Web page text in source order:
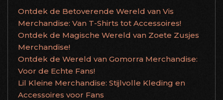
Ontdek de Betoverende Wereld van Vis
Merchandise: Van T-Shirts tot Accessoires!
Ontdek de Magische Wereld van Zoete Zusjes
Merchandise!
Ontdek de Wereld van Gomorra Merchandise:
Voor de Echte Fans!
Lil Kleine Merchandise: Stijlvolle Kleding en
Accessoires voor Fans